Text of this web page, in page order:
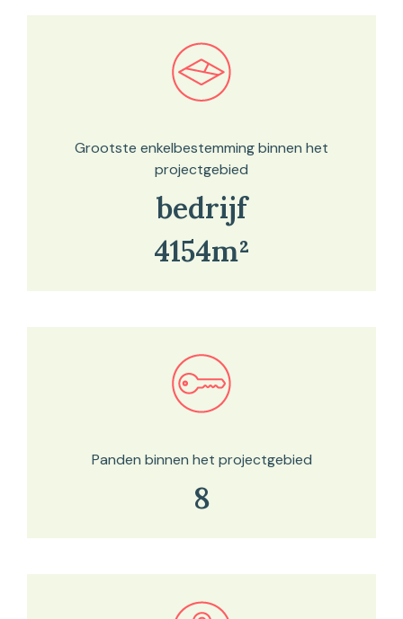
Bekijk in onze kaartviewer
Grootste enkelbestemming binnen het
projectgebied
bedrijf
4154m²
Bekijk in onze kaartviewer
Panden binnen het projectgebied
8